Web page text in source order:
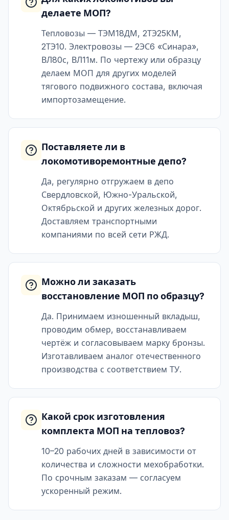
делаете МОП?
Тепловозы — ТЭМ18ДМ, 2ТЭ25КМ,
2ТЭ10. Электровозы — 2ЭС6 «Синара»,
ВЛ80с, ВЛ11м. По чертежу или образцу
делаем МОП для других моделей
тягового подвижного состава, включая
импортозамещение.
Поставляете ли в
локомотиворемонтные депо?
Да, регулярно отгружаем в депо
Свердловской, Южно-Уральской,
Октябрьской и других железных дорог.
Доставляем транспортными
компаниями по всей сети РЖД.
Можно ли заказать
восстановление МОП по образцу?
Да. Принимаем изношенный вкладыш,
проводим обмер, восстанавливаем
чертёж и согласовываем марку бронзы.
Изготавливаем аналог отечественного
производства с соответствием ТУ.
Какой срок изготовления
комплекта МОП на тепловоз?
10–20 рабочих дней в зависимости от
количества и сложности мехобработки.
По срочным заказам — согласуем
ускоренный режим.